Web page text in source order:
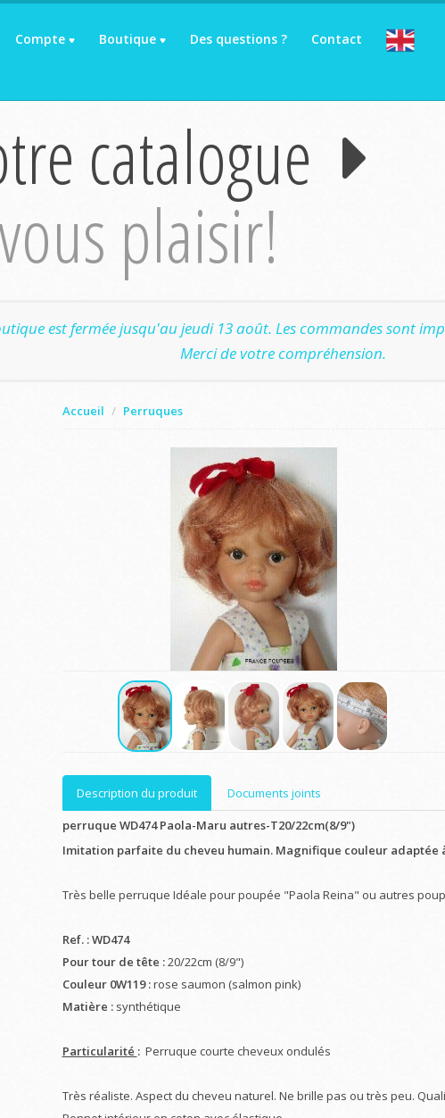
Compte Boutique Des questions ? Contact
catalogue
plaisir!
est fermée jusqu'au jeudi 13 août. Les commandes sont
Merci de votre compréhension.
Accueil Perruques
Description du produit
Documents joints
perruque WD474 Paola-Maru autres-T20/22cm(8/9")
Imitation parfaite du cheveu humain. Magnifique couleur adaptée
Très belle perruque Idéale pour poupée "Paola Reina" ou autres
Ref. : WD474
Pour tour de tête :20/22cm (8/9")
Couleur 0W119 :rose saumon (salmon pink)
Matière : synthétique
Particularité :Perruque courte cheveux ondulés
Très réaliste. Aspect du cheveu naturel. Ne brille pas ou très peu.